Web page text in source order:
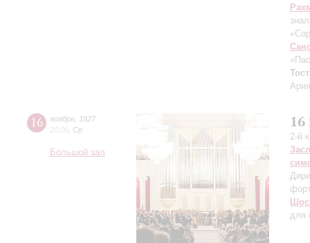
16 ноября
1927
20:00 Ср
Большой зал
2-й
для